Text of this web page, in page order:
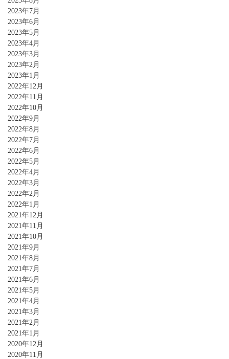
2023年7月
2023年6月
2023年5月
2023年4月
2023年3月
2023年2月
2023年1月
2022年12月
2022年11月
2022年10月
2022年9月
2022年8月
2022年7月
2022年6月
2022年5月
2022年4月
2022年3月
2022年2月
2022年1月
2021年12月
2021年11月
2021年10月
2021年9月
2021年8月
2021年7月
2021年6月
2021年5月
2021年4月
2021年3月
2021年2月
2021年1月
2020年12月
2020年11月